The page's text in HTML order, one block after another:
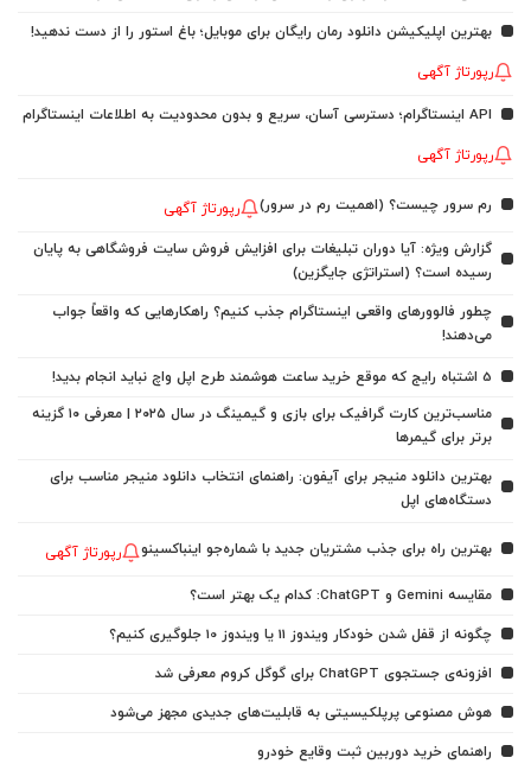
بهترین اپلیکیشن دانلود رمان رایگان برای موبایل؛ باغ استور را از دست ندهید!
رپورتاژ آگهی
API اینستاگرام؛ دسترسی آسان، سریع و بدون محدودیت به اطلاعات اینستاگرام
رپورتاژ آگهی
رم سرور چیست؟ (اهمیت رم در سرور) رپورتاژ آگهی
گزارش ویژه: آیا دوران تبلیغات برای افزایش فروش سایت فروشگاهی به پایان
رسیده است؟ (استراتژی جایگزین)
چطور فالوورهای واقعی اینستاگرام جذب کنیم؟ راهکارهایی که واقعاً جواب
می‌دهند!
5 اشتباه رایج که موقع خرید ساعت هوشمند طرح اپل واچ نباید انجام بدید!
مناسب‌ترین کارت گرافیک برای بازی و گیمینگ در سال ۲۰۲۵ | معرفی ۱۰ گزینه
برتر برای گیمرها
بهترین دانلود منیجر برای آیفون: راهنمای انتخاب دانلود منیجر مناسب برای
دستگاه‌های اپل
بهترین راه برای جذب مشتریان جدید با شماره‌جو اینباکسینو رپورتاژ آگهی
مقایسه Gemini و ChatGPT: کدام یک بهتر است؟
چگونه از قفل شدن خودکار ویندوز 11 یا ویندوز 10 جلوگیری کنیم؟
افزونه‌ی جستجوی ChatGPT برای گوگل کروم معرفی شد
هوش مصنوعی پرپلکیسیتی به قابلیت‌های جدیدی مجهز می‌شود
راهنمای خرید دوربین ثبت وقایع خودرو